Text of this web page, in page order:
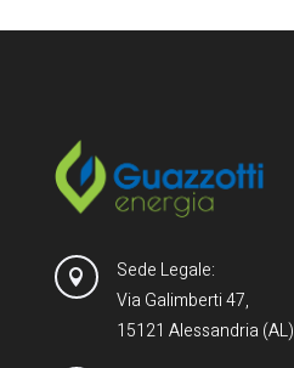

Sede Legale:
Via Galimberti 47,
15121 Alessandria (AL)